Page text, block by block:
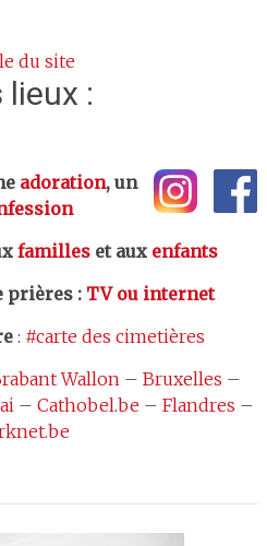
du site
lieux :
adoration, un
familleset aux enfants
prières: TV ou internet
: #carte des cimetières
Wallon– Bruxelles –
– Cathobel.be – Flandres –